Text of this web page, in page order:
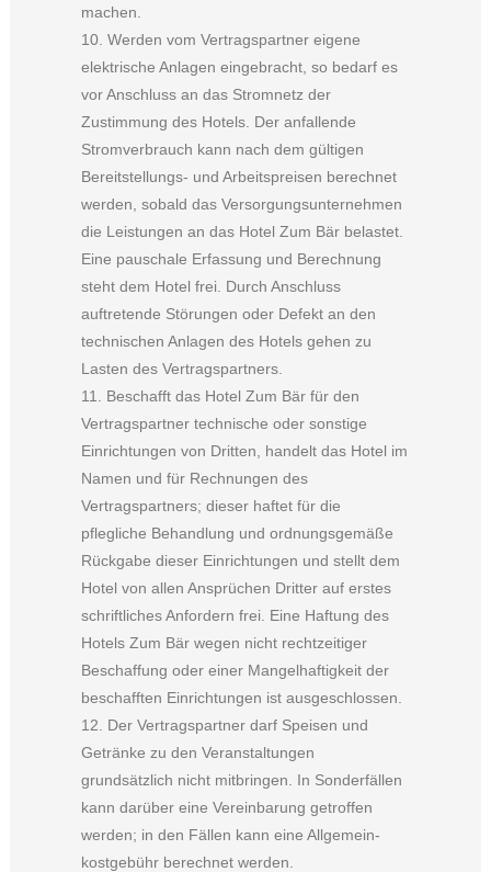
machen.
10. Werden vom Vertragspartner eigene
elektrische Anlagen eingebracht, so bedarf es
vor Anschluss an das Stromnetz der
Zustimmung des Hotels. Der anfallende
Stromverbrauch kann nach dem gültigen
Bereitstellungs- und Arbeitspreisen berechnet
werden, sobald das Versorgungsunternehmen
die Leistungen an das Hotel Zum Bär belastet.
Eine pauschale Erfassung und Berechnung
steht dem Hotel frei. Durch Anschluss
auftretende Störungen oder Defekt an den
technischen Anlagen des Hotels gehen zu
Lasten des Vertragspartners.
11. Beschafft das Hotel Zum Bär für den
Vertragspartner technische oder sonstige
Einrichtungen von Dritten, handelt das Hotel im
Namen und für Rechnungen des
Vertragspartners; dieser haftet für die
pflegliche Behandlung und ordnungsgemäße
Rückgabe dieser Einrichtungen und stellt dem
Hotel von allen Ansprüchen Dritter auf erstes
schriftliches Anfordern frei. Eine Haftung des
Hotels Zum Bär wegen nicht rechtzeitiger
Beschaffung oder einer Mangelhaftigkeit der
beschafften Einrichtungen ist ausgeschlossen.
12. Der Vertragspartner darf Speisen und
Getränke zu den Veranstaltungen
grundsätzlich nicht mitbringen. In Sonderfällen
kann darüber eine Vereinbarung getroffen
werden; in den Fällen kann eine Allgemein-
kostgebühr berechnet werden.